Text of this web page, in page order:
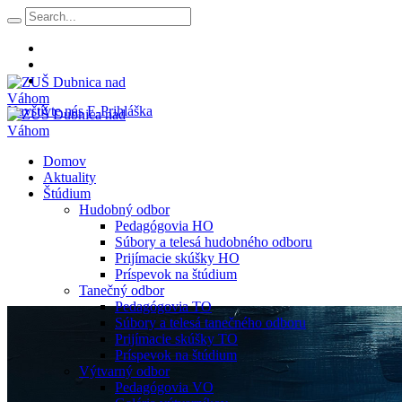
Navštívte nás E-Prihláška
Domov
Aktuality
Štúdium
Hudobný odbor
Pedagógovia HO
Súbory a telesá hudobného odboru
Prijímacie skúšky HO
Príspevok na štúdium
Tanečný odbor
Pedagógovia TO
Súbory a telesá tanečného odboru
Prijímacie skúšky TO
Príspevok na štúdium
Výtvarný odbor
Pedagógovia VO